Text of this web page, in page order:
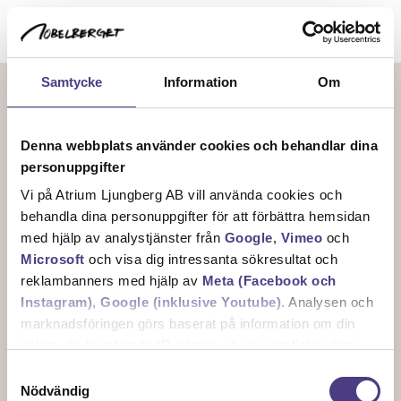
Samtycke Information Om
Denna webbplats använder cookies och behandlar dina
personuppgifter
Vi på Atrium Ljungberg AB vill använda cookies och
behandla dina personuppgifter för att förbättra hemsidan
med hjälp av analystjänster från Google, Vimeo och
Microsoft och visa dig intressanta sökresultat och
reklambanners med hjälp av Meta (Facebook och
Instagram), Google (inklusive Youtube). Analysen och
marknadsföringen görs baserat på information om din
information som dessa tjänster har om dig sedan tidigare.
Nödvändig
INTRESSEANMÄLAN
Tack!
Vi hör av oss inom kort!
Bo på berget
Livet på berget